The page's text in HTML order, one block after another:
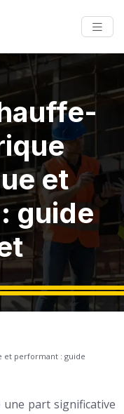
et
guide
et performant : guide
une part significative